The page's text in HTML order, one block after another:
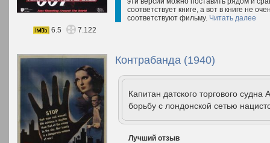
соответствует книге, а вот в книге не
соответствуют фильму. Читать далее
6.5
7.122
Контрабанда (1940)
Капитан датского торгового
борьбу с лондонской сетью
Лучший отзыв